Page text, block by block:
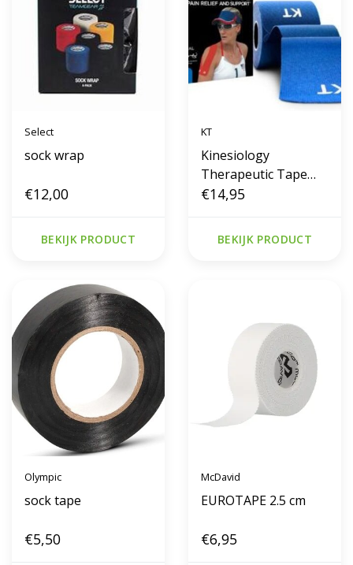
Select
sock wrap
€12,00
BEKIJK PRODUCT
KT
Kinesiology
Therapeutic Tape
blauw
€14,95
BEKIJK PRODUCT
Olympic
sock tape
€5,50
McDavid
EUROTAPE 2.5 cm
€6,95